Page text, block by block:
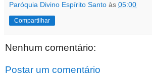
Paróquia Divino Espírito Santo às 05:00
Compartilhar
Nenhum comentário:
Postar um comentário